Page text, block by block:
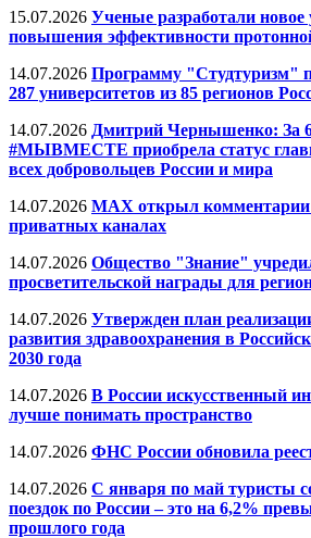
15.07.2026 Ученые разработали новое
повышения эффективности
14.07.2026 Программу "Студтуризм"
287 университетов из 85 регионов
14.07.2026 Дмитрий Чернышенко: За
#МЫВМЕСТЕ приобрела статус
всех добровольцев России и мира
14.07.2026 МАХ открыл комментарии
приватных каналах
14.07.2026 Общество "Знание"
просветительской награды для
14.07.2026 Утвержден план
развития здравоохранения в
2030 года
14.07.2026 В России искусственный
лучше понимать пространство
14.07.2026 ФНС России обновила
14.07.2026 С января по май туристы
поездок по России ‒ это на 6,2%
прошлого года